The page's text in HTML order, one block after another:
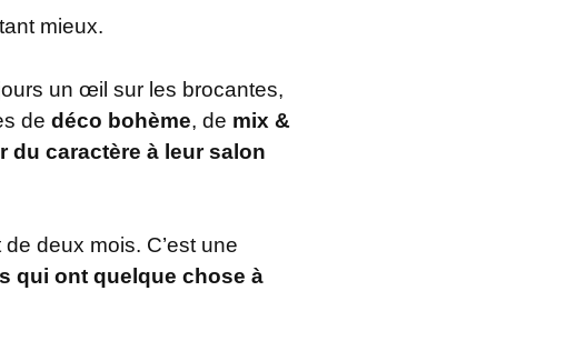
mieux.
un œil sur les brocantes,
de déco bohème, de mix &
du caractère à leur salon
deux mois. C’est une
qui ont quelque chose à